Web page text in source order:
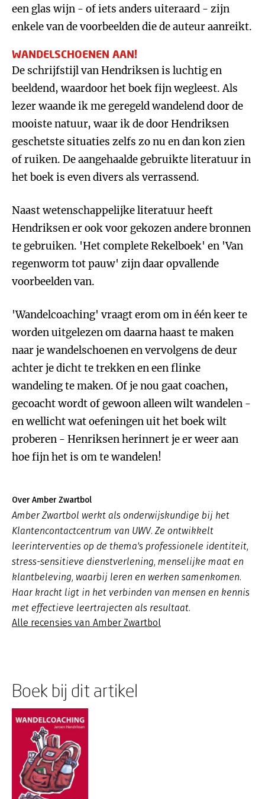
een glas wijn - of iets anders uiteraard - zijn
enkele van de voorbeelden die de auteur aanreikt.
WANDELSCHOENEN AAN!
De schrijfstijl van Hendriksen is luchtig en
beeldend, waardoor het boek fijn wegleest. Als
lezer waande ik me geregeld wandelend door de
mooiste natuur, waar ik de door Hendriksen
geschetste situaties zelfs zo nu en dan kon zien
of ruiken. De aangehaalde gebruikte literatuur in
het boek is even divers als verrassend.
Naast wetenschappelijke literatuur heeft
Hendriksen er ook voor gekozen andere bronnen
te gebruiken. 'Het complete Rekelboek' en 'Van
regenworm tot pauw' zijn daar opvallende
voorbeelden van.
'Wandelcoaching' vraagt erom om in één keer te
worden uitgelezen om daarna haast te maken
naar je wandelschoenen en vervolgens de deur
achter je dicht te trekken en een flinke
wandeling te maken. Of je nou gaat coachen,
gecoacht wordt of gewoon alleen wilt wandelen -
en wellicht wat oefeningen uit het boek wilt
proberen - Henriksen herinnert je er weer aan
hoe fijn het is om te wandelen!
Over Amber Zwartbol
Amber Zwartbol werkt als onderwijskundige bij het
Klantencontactcentrum van UWV. Ze ontwikkelt
leerinterventies op de thema's professionele identiteit,
stress-sensitieve dienstverlening, menselijke maat en
klantbeleving, waarbij leren en werken samenkomen.
Haar kracht ligt in het verbinden van mensen en kennis
met effectieve leertrajecten als resultaat.
Alle recensies van Amber Zwartbol
Boek bij dit artikel